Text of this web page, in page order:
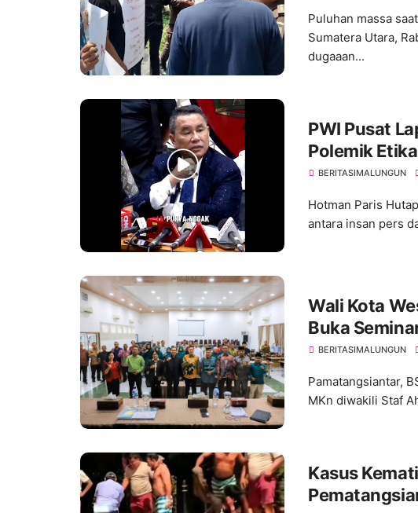
Puluhan massa
Sumatera Utara,
dugaaan...
PWI Pusat
Polemik
Mengemuka
BERITASIMALUNGUN
Hotman Paris
antara insan pers
Wali Kota
Buka
Nasionalisme
BERITASIMALUNGUN
Pamatangsiantar,
MKn diwakili Staf
Kasus